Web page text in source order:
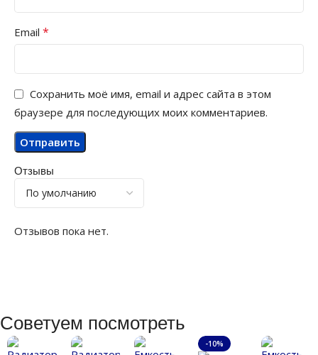
Отзывы
Отзывов пока нет.
Email *
Сохранить моё имя, email и адрес сайта в этом
браузере для последующих моих комментариев.
Советуем посмотреть
-10%